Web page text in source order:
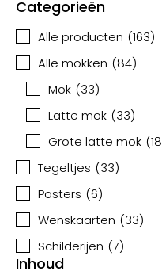
Categorieën
Alle producten (163)
Alle mokken (84)
Mok (33)
Latte mok (33)
Grote latte mok (18
Tegeltjes (33)
Posters (6)
Wenskaarten (33)
Schilderijen (7)
Inhoud